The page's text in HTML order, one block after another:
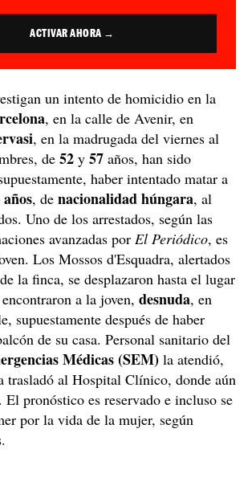
ACTIVAR AHORA →
un intento de homicidio en la
, en la calle de Avenir, en
, en la madrugada del viernes al
de 52 y 57 años, han sido
haber intentado matar a
, de nacionalidadhúngara, al
Uno de los arrestados, según las
avanzadas por El Periódico, es
Los Mossos d'Esquadra, alertados
la finca, se desplazaron hasta el lugar
a la joven, desnuda, en
supuestamente después de haber
de su casa. Personal sanitario del
Médicas (SEM) la atendió,
trasladó al Hospital Clínico, donde aún
El pronóstico es reservado e incluso se
por la vida de la mujer, según